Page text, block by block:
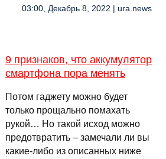
03:00, Декабрь 8, 2022 | ura.news
9 признаков, что аккумулятор
смартфона пора менять
Потом гаджету можно будет
только прощально помахать
рукой… Но такой исход можно
предотвратить – замечали ли вы
какие-либо из описанных ниже